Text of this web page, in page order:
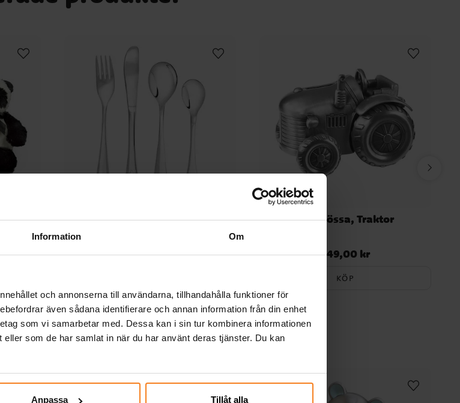
Information Om
och annonserna till användarna, tillhandahålla funktioner för
även sådana identifierare och annan information från din enhet
som vi samarbetar med. Dessa kan i sin tur kombinera informationen
som de har samlat in när du har använt deras tjänster. Du kan
Anpassa Tillåt alla
Mumintrollen Doppresent
Pris:449,00 kr
449,00 kr
Sparbössa, Traktor
Pris:449,00 kr
449,00 kr
KÖP
köpte även